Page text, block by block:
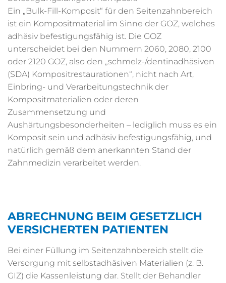
Ein „Bulk-Fill-Komposit“ für den Seitenzahnbereich
ist ein Kompositmaterial im Sinne der GOZ, welches
adhäsiv befestigungsfähig ist. Die GOZ
unterscheidet bei den Nummern 2060, 2080, 2100
oder 2120 GOZ, also den „schmelz-/dentinadhäsiven
(SDA) Kompositrestaurationen“, nicht nach Art,
Einbring- und Verarbeitungstechnik der
Kompositmaterialien oder deren
Zusammensetzung und
Aushärtungsbesonderheiten – lediglich muss es ein
Komposit sein und adhäsiv befestigungsfähig, und
natürlich gemäß dem anerkannten Stand der
Zahnmedizin verarbeitet werden.
ABRECHNUNG BEIM GESETZLICH
VERSICHERTEN PATIENTEN
Bei einer Füllung im Seitenzahnbereich stellt die
Versorgung mit selbstadhäsiven Materialien (z. B.
GIZ) die Kassenleistung dar. Stellt der Behandler